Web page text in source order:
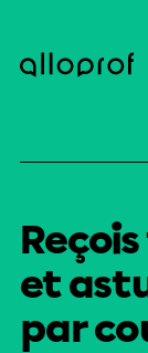
et
par